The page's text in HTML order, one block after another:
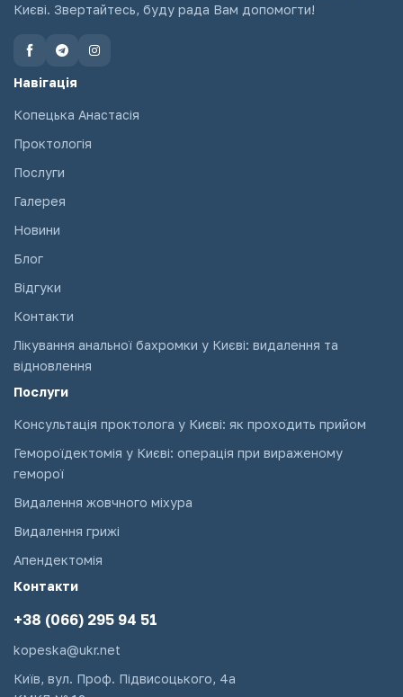
Києві. Звертайтесь, буду рада Вам допомогти!
Навігація
Копецька Анастасія
Проктологія
Послуги
Галерея
Новини
Блог
Відгуки
Контакти
Лікування анальної бахромки у Києві: видалення та
відновлення
Послуги
Консультація проктолога у Києві: як проходить прийом
Гемороїдектомія у Києві: операція при вираженому
геморої
Видалення жовчного міхура
Видалення грижі
Апендектомія
Контакти
+38 (066) 295 94 51
kopeska@ukr.net
Київ, вул. Проф. Підвисоцького, 4а